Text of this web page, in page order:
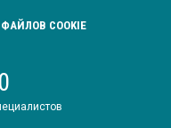
COOKIE